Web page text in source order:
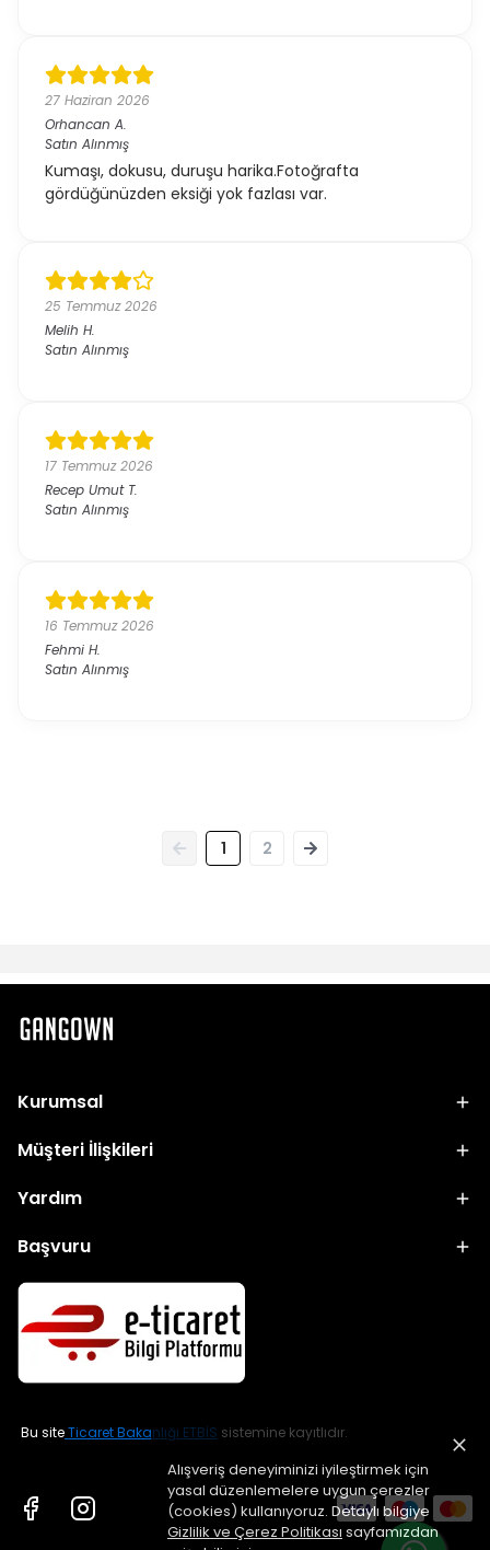
Alışveriş deneyiminizi iyileştirmek için
yasal düzenlemelere uygun çerezler
(cookies) kullanıyoruz. Detaylı bilgiye
Gizlilik ve Çerez Politikası sayfamızdan
27 Haziran 2026
Orhancan A.
Satın Alınmış
Kumaşı, dokusu, duruşu harika.Fotoğrafta
gördüğünüzden eksiği yok fazlası var.
25 Temmuz 2026
Melih H.
Satın Alınmış
17 Temmuz 2026
Recep Umut T.
Satın Alınmış
16 Temmuz 2026
Fehmi H.
Satın Alınmış
1 2
Kurumsal
Müşteri İlişkileri
Yardım
Başvuru
Bu siteTicaret Bakanlığı ETBİS sistemine kayıtlıdır.